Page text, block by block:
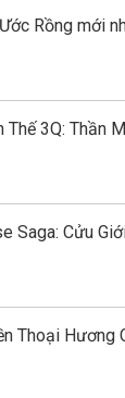
Rồng mới
3Q: Thần
Saga: Cửu
Thoại Hương